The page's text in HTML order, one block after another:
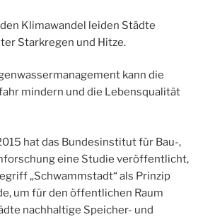
Klimawandel leiden Städte
Starkregen und Hitze.
kann die
mindern und die Lebensqualität
hat das Bundesinstitut für Bau-,
eine Studie veröffentlicht,
„Schwammstadt“ als Prinzip
um für den öffentlichen Raum
nachhaltige Speicher- und